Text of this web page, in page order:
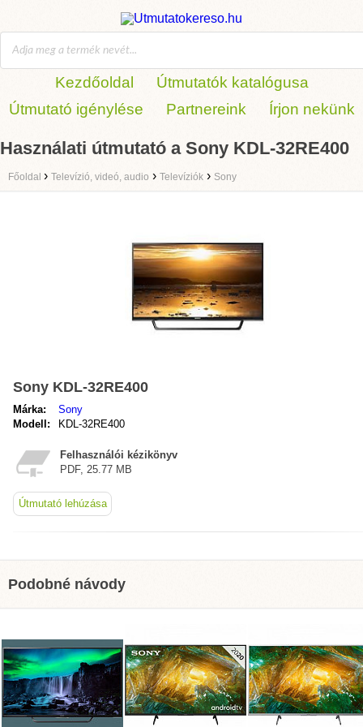
Kezdőoldal
Útmutatók katalógusa
Útmutató igénylése
Partnereink Írjon nekünk
Használati útmutató a Sony KDL-32RE400
Főoldal › Televízió, videó, audio › Televíziók › Sony
Sony KDL-32RE400
Márka:
Sony
Modell:
KDL-32RE400
Felhasználói kézikönyv
PDF, 25.77 MB
Útmutató lehúzása
Podobné návody